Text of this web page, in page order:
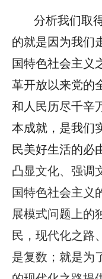
分析我们取
的就是因为我们
国特色社会主义
革开放以来党的
和人民历尽千辛
本成就，是我们
民美好生活的必
凸显文化、强调
国特色社会主义
展模式问题上的
民，现代化之路
是复数；就是为